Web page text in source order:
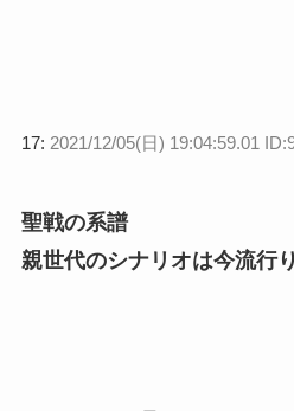
17: 2021/12/05(日) 19:04:59.01
聖戦の系譜
親世代のシナリオは今流行